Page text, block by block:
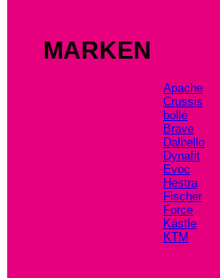
MARKEN
Apache
Crussis
bollé
Brave
Dalbello
Dynafit
Evoc
Hestra
Fischer
Force
Kästle
KTM